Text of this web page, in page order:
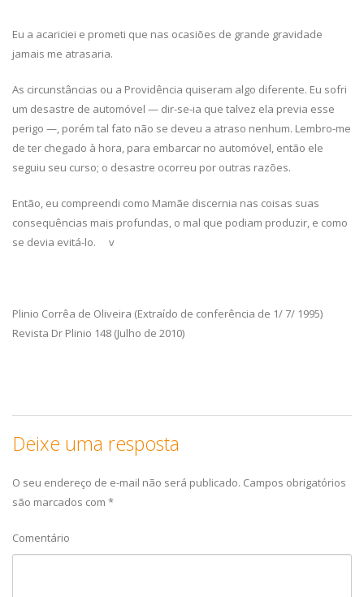
Eu a acariciei e prometi que nas ocasiões de grande gravidade
jamais me atrasaria.
As circunstâncias ou a Providência quiseram algo diferente. Eu sofri
um desastre de automóvel — dir-se-ia que talvez ela previa esse
perigo —, porém tal fato não se deveu a atraso nenhum. Lembro-me
de ter chegado à hora, para embarcar no automóvel, então ele
seguiu seu curso; o desastre ocorreu por outras razões.
Então, eu compreendi como Mamãe discernia nas coisas suas
consequências mais profundas, o mal que podiam produzir, e como
se devia evitá-lo. v
Plinio Corrêa de Oliveira (Extraído de conferência de 1/ 7/ 1995)
Revista Dr Plinio 148 (Julho de 2010)
Deixe uma resposta
O seu endereço de e-mail não será publicado. Campos obrigatórios
são marcados com *
Comentário